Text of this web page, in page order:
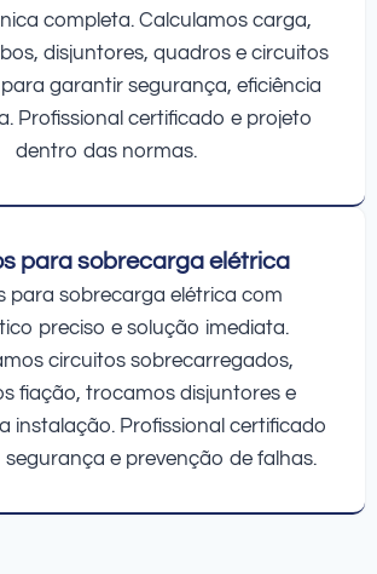
completa. Calculamos carga,
disjuntores, quadros e circuitos
garantir segurança, eficiência
Profissional certificado e projeto
dentro das normas.
para sobrecarga elétrica
para sobrecarga elétrica com
preciso e solução imediata.
circuitos sobrecarregados,
fiação, trocamos disjuntores e
instalação. Profissional certificado
e prevenção de falhas.